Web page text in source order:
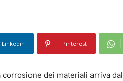
Linkedin Pinterest
dei materiali arriva dal